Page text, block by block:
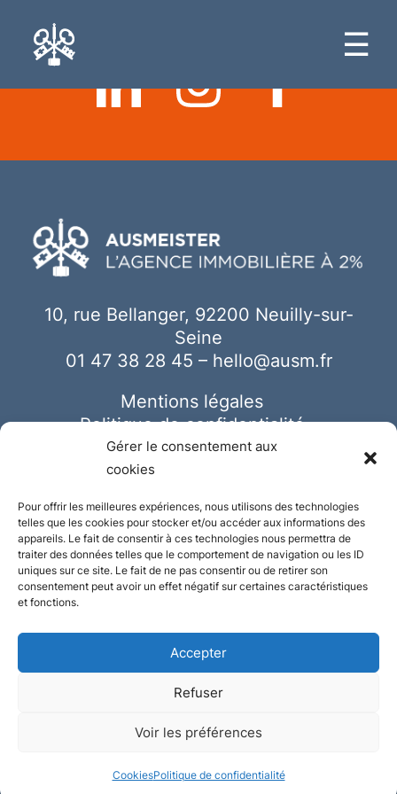
Gérer le consentement aux
cookies
Pour offrir les meilleures expériences, nous utilisons des technologies
telles que les cookies pour stocker et/ou accéder aux informations des
appareils. Le fait de consentir à ces technologies nous permettra de
traiter des données telles que le comportement de navigation ou les ID
uniques sur ce site. Le fait de ne pas consentir ou de retirer son
consentement peut avoir un effet négatif sur certaines caractéristiques
et fonctions.
Accepter
Refuser
Voir les préférences
CookiesPolitique de confidentialité
☰
10, rue Bellanger, 92200 Neuilly-sur-
Seine
01 47 38 28 45 – hello@ausm.fr
Mentions légales
Politique de confidentialité
Cookies
Conception et réalisation :Plate